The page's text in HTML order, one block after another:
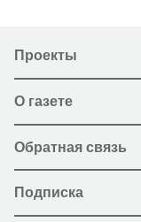
Проекты
О газете
Обратная связь
Подписка